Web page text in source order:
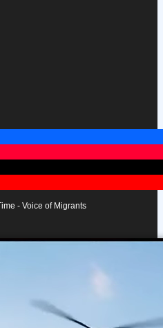
- Voice of Migrants